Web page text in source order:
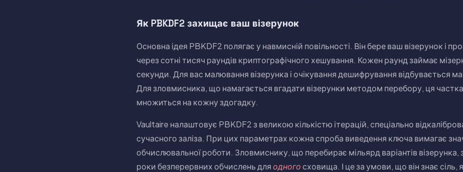
Як PBKDF2 захищає ваш візерунок
Основна ідея PBKDF2 полягає у навмисній повільності. Він бере ваш візерунок і
через сотні тисяч раундів криптографічного хешування. Кожен раунд займає
секунди. Для вас малювання візерунка і очікування дешифрування відбувається
Для зловмисника, що намагається вгадати візерунки методом перебору, ця
множиться на кожну здогадку.
Vaultaire налаштовує PBKDF2 з великою кількістю ітерацій, спеціально
сучасного заліза. При цих параметрах кожна спроба виведення ключа вимагає
обчислювальної роботи. Зловмиснику, що перебирає мільярд варіантів візерунка,
роки безперервних обчислень дляодного сховища. І це за умови, що він знає сіль,